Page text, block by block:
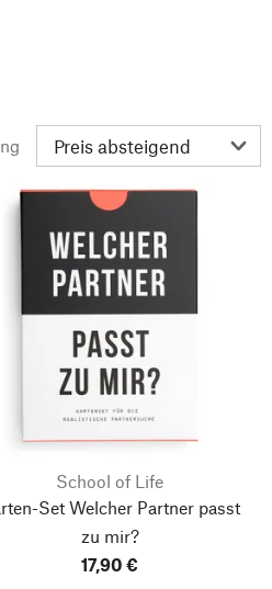
School of Life
Set Welcher Partner passt
zu mir?
17,90 €